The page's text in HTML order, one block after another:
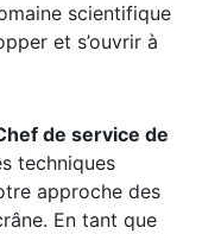
scientifique
et s’ouvrir à
de service de
techniques
approche des
En tant que